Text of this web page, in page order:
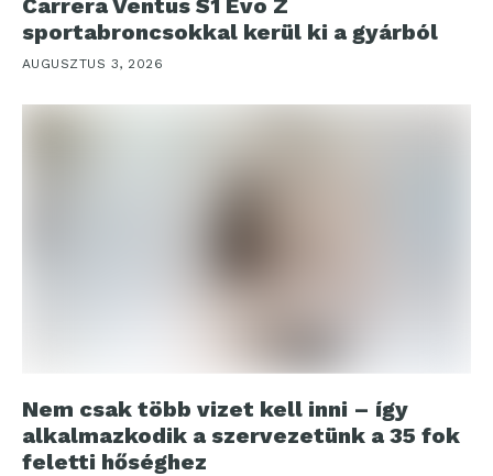
Carrera Ventus S1 Evo Z
sportabroncsokkal kerül ki a gyárból
AUGUSZTUS 3, 2026
Nem csak több vizet kell inni – így
alkalmazkodik a szervezetünk a 35 fok
feletti hőséghez